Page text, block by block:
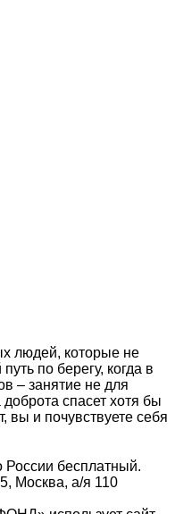
людей, которые не
по берегу, когда в
– занятие не для
спасет хотя бы
вы и почувствуете себя
России бесплатный.
Москва, а/я 110